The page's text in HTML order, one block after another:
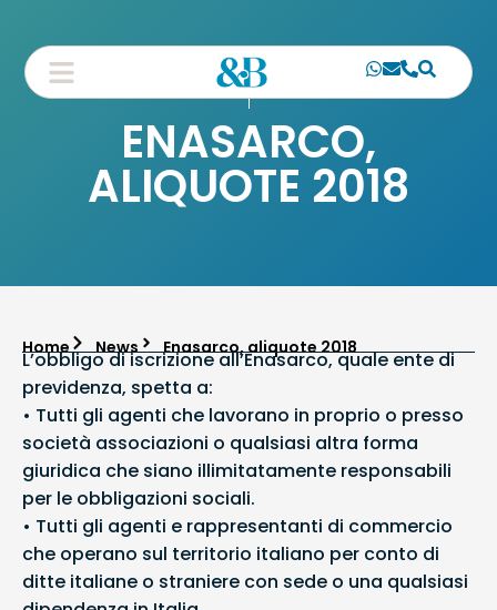
ENASARCO,
ALIQUOTE 2018
Home News Enasarco, aliquote 2018
L’obbligo di iscrizione all’Enasarco, quale ente di
previdenza, spetta a:
• Tutti gli agenti che lavorano in proprio o presso
società associazioni o qualsiasi altra forma
giuridica che siano illimitatamente responsabili
per le obbligazioni sociali.
• Tutti gli agenti e rappresentanti di commercio
che operano sul territorio italiano per conto di
ditte italiane o straniere con sede o una qualsiasi